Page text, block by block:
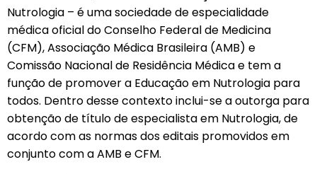
Nutrologia – é uma sociedade de especialidade
médica oficial do Conselho Federal de Medicina
(CFM), Associação Médica Brasileira (AMB) e
Comissão Nacional de Residência Médica e tem a
função de promover a Educação em Nutrologia para
todos. Dentro desse contexto inclui-se a outorga para
obtenção de título de especialista em Nutrologia, de
acordo com as normas dos editais promovidos em
conjunto com a AMB e CFM.